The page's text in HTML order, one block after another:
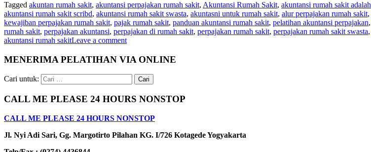
Tagged akuntan rumah sakit, akuntansi perpajakan rumah sakit, Akuntansi Rumah Sakit, akuntansi rumah sakit adalah
akuntansi rumah sakit scribd, akuntansi rumah sakit swasta, akuntasni untuk rumah sakit, alur perpajakan rumah sakit,
kewajiban perpajakan rumah sakit, pajak rumah sakit, panduan akuntansi rumah sakit, pelatihan akuntansi perpajakan,
rumah sakit, perpajakan akuntansi, perpajakan di rumah sakit, perpajakan rumah sakit, perpajakan rumah sakit swasta,
akuntansi rumah sakitLeave a comment
MENERIMA PELATIHAN VIA ONLINE
Cari untuk:
CALL ME PLEASE 24 HOURS NONSTOP
CALL ME PLEASE 24 HOURS NONSTOP
Jl. Nyi Adi Sari, Gg. Margotirto Pilahan KG. I/726 Kotagede Yogyakarta